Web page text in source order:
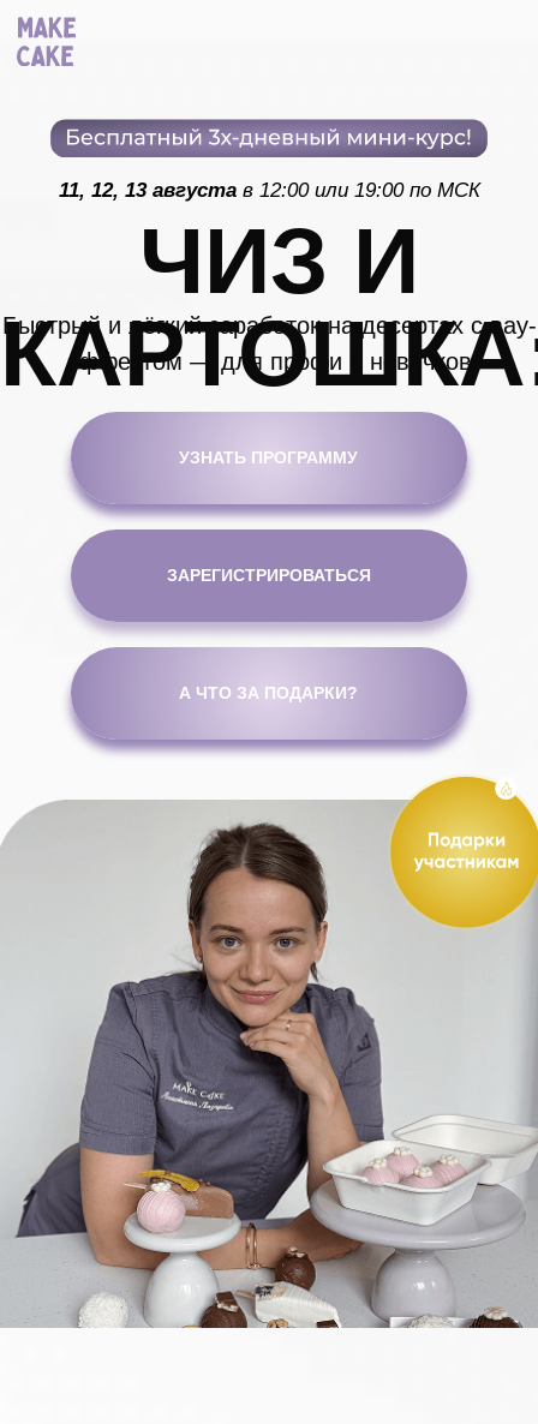
11, 12, 13 августав 12:00 или 19:00 по МСК
ЧИЗ И
КАРТОШКА:
Быстрый и лёгкий заработок на десертах с вау-
эффектом — для профи и новичков
УЗНАТЬ ПРОГРАММУ
ЗАРЕГИСТРИРОВАТЬСЯ
Узнаете себя?